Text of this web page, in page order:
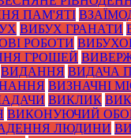
ПАМ'ЯТІ
ВИБУХ ГРАНАТИ
РОБОТИ
ГРОШЕЙ
ВИДАННЯ ВИДАЧА
ВИЗНАЧНІ
ВИКЛИК
ВИКОНУЮЧИЙ
ЛЮДИНИ